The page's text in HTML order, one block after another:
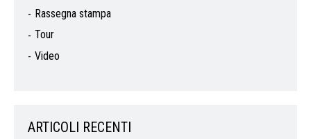
Rassegna stampa
Tour
Video
ARTICOLI RECENTI